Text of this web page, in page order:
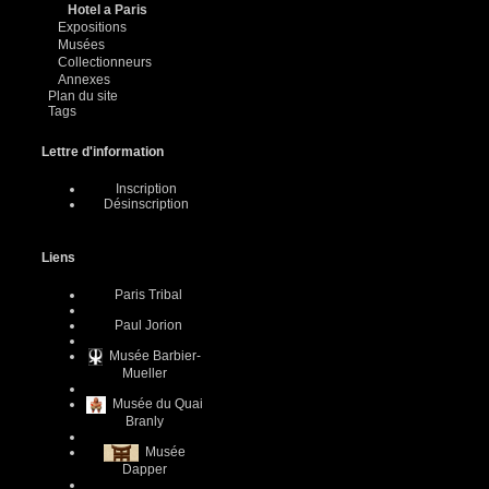
Hotel a Paris
Expositions
Musées
Collectionneurs
Annexes
Plan du site
Tags
Lettre d'information
Inscription
Désinscription
Liens
Paris Tribal
Paul Jorion
Musée Barbier-
Mueller
Musée du Quai
Branly
Musée
Dapper